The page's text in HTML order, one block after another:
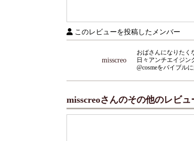
このレビューを投稿したメンバー
misscreo
おばさんになりたく
日々アンチエイジン
@cosmeをバイブル
misscreoさんのその他のレビュ